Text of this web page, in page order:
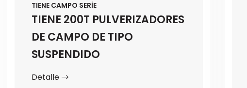
TIENE CAMPO SERİE
TIENE 200T PULVERIZADORES
DE CAMPO DE TIPO
SUSPENDIDO
Detalle